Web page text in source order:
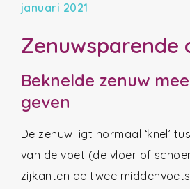
januari 2021
Zenuwsparende
Beknelde zenuw
geven
De zenuw ligt normaal ‘knel’
van de voet (de vloer of
zijkanten de twee